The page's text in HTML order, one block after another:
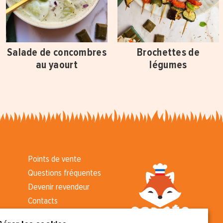
Salade de concombres
au yaourt
Brochettes de
légumes
Points de vente
Questions fréquentes
Devenir revendeur
Contacts